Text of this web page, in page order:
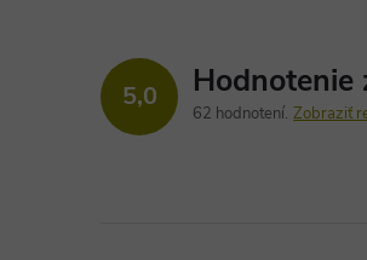
5,0 Hodnotenie
62 hodnotení Zobraziť